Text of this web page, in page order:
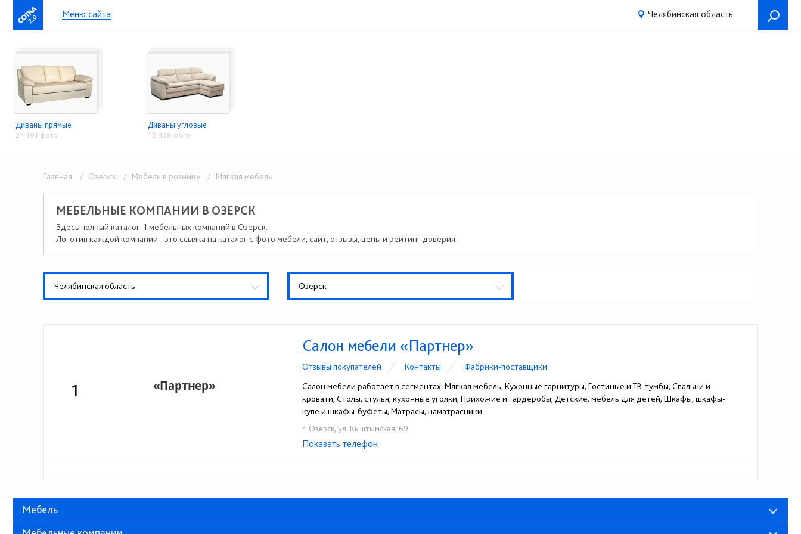
2.0 Меню сайта Челябинская область
Диваны прямые
24 191 фото
Диваны угловые
12 438 фото
Главная / Озерск / Мебель в розницу / Мягкая мебель
МЕБЕЛЬНЫЕ КОМПАНИИ В ОЗЕРСК
Здесь полный каталог: 1 мебельных компаний в Озерск.
Логотип каждой компании - это ссылка на каталог с фото мебели, сайт, отзывы, цены и рейтинг доверия
Челябинская область Озерск
1
Салон мебели «Партнер»
Отзывы покупателей Контакты
Фабрики-поставщики
Салон мебели работает в сегментах: Мягкая мебель, Кухонные гарнитуры, Гостиные и ТВ-тумбы, Спальни и
кровати, Столы, стулья, кухонные уголки, Прихожие и гардеробы, Детские, мебель для детей, Шкафы, шкафы-
купе и шкафы-буфеты, Матрасы, наматрасники
г. Озерск, ул. Кыштымская, 69
☎+7 (35130) 7-00-45
Показать телефон
Мебель